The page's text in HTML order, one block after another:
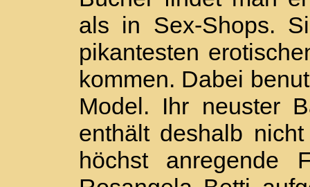
als in Sex-Shops.
pikantesten
kommen. Dabei
Model. Ihr neuster
enthält deshalb
höchst anregende